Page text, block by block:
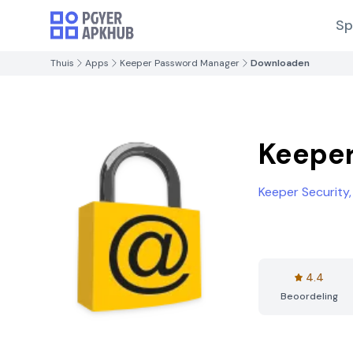
Thuis Apps Keeper Password Manager Downloaden
Keeper
4.4
Beoordeling